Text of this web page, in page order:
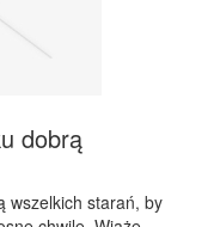
dobrą
wszelkich starań, by